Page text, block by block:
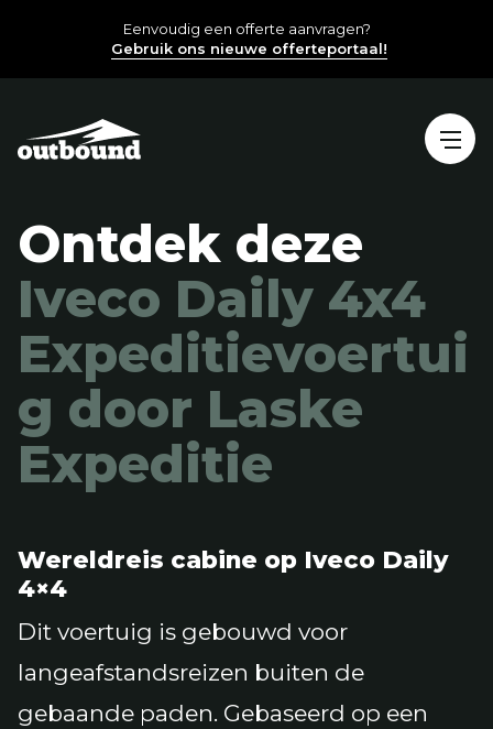
Eenvoudig een offerte aanvragen?
Gebruik ons nieuwe offerteportaal!
Ontdek deze
Iveco Daily 4x4
Expeditievoertui
g door Laske
Expeditie
Wereldreis cabine op Iveco Daily
4×4
Dit voertuig is gebouwd voor
langeafstandsreizen buiten de
gebaande paden. Gebaseerd op een